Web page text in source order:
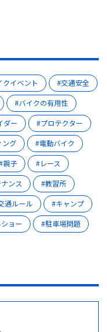
クイベント
交通安全
バイクの有用性
ダー
プロテクター
ング
電動バイク
親子
レース
ンス
教習所
通ルール
キャンプ
ョー 駐車場問題